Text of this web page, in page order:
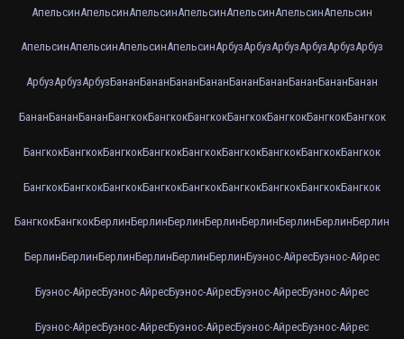
АпельсинАпельсинАпельсинАпельсинАпельсинАпельсинАпельсин
АпельсинАпельсинАпельсинАпельсинАрбузАрбузАрбузАрбузАрбузАрбуз
АрбузАрбузАрбузБананБананБананБананБананБананБананБананБанан
БананБананБананБангкокБангкокБангкокБангкокБангкокБангкокБангкок
БангкокБангкокБангкокБангкокБангкокБангкокБангкокБангкокБангкок
БангкокБангкокБангкокБангкокБангкокБангкокБангкокБангкокБангкок
БангкокБангкокБерлинБерлинБерлинБерлинБерлинБерлинБерлинБерлин
БерлинБерлинБерлинБерлинБерлинБерлинБуэнос-АйресБуэнос-Айрес
Буэнос-АйресБуэнос-АйресБуэнос-АйресБуэнос-АйресБуэнос-Айрес
Буэнос-АйресБуэнос-АйресБуэнос-АйресБуэнос-АйресБуэнос-Айрес